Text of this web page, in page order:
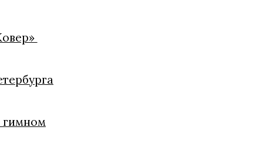
гимном